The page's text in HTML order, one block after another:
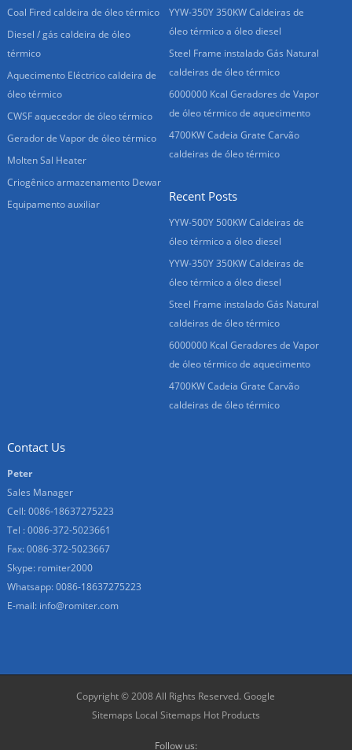
Coal Fired caldeira de óleo térmico
Diesel / gás caldeira de óleo
térmico
Aquecimento Eléctrico caldeira de
óleo térmico
CWSF aquecedor de óleo térmico
Gerador de Vapor de óleo térmico
Molten Sal Heater
Criogênico armazenamento Dewar
Equipamento auxiliar
YYW-350Y 350KW Caldeiras de
óleo térmico a óleo diesel
Steel Frame instalado Gás Natural
caldeiras de óleo térmico
6000000 Kcal Geradores de Vapor
de óleo térmico de aquecimento
4700KW Cadeia Grate Carvão
caldeiras de óleo térmico
Recent Posts
YYW-500Y 500KW Caldeiras de
óleo térmico a óleo diesel
YYW-350Y 350KW Caldeiras de
óleo térmico a óleo diesel
Steel Frame instalado Gás Natural
caldeiras de óleo térmico
6000000 Kcal Geradores de Vapor
de óleo térmico de aquecimento
4700KW Cadeia Grate Carvão
caldeiras de óleo térmico
Contact Us
Peter
Sales Manager
Cell: 0086-18637275223
Tel : 0086-372-5023661
Fax: 0086-372-5023667
Skype: romiter2000
Whatsapp:0086-18637275223
E-mail: info@romiter.com
Copyright © 2008 All Rights Reserved.Google
Sitemaps Local Sitemaps Hot Products
Follow us: